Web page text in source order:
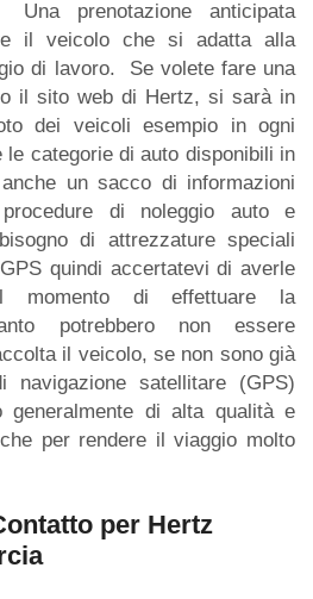
Una prenotazione anticipata
il veicolo che si adatta alla
di lavoro. Se volete fare una
il sito web di Hertz, si sarà in
dei veicoli esempio in ogni
le categorie di auto disponibili in
un sacco di informazioni
di noleggio auto e
di attrezzature speciali
quindi accertatevi di averle
momento di effettuare la
potrebbero non essere
il veicolo, se non sono già
satellitare (GPS)
di alta qualità e
per rendere il viaggio molto
per Hertz